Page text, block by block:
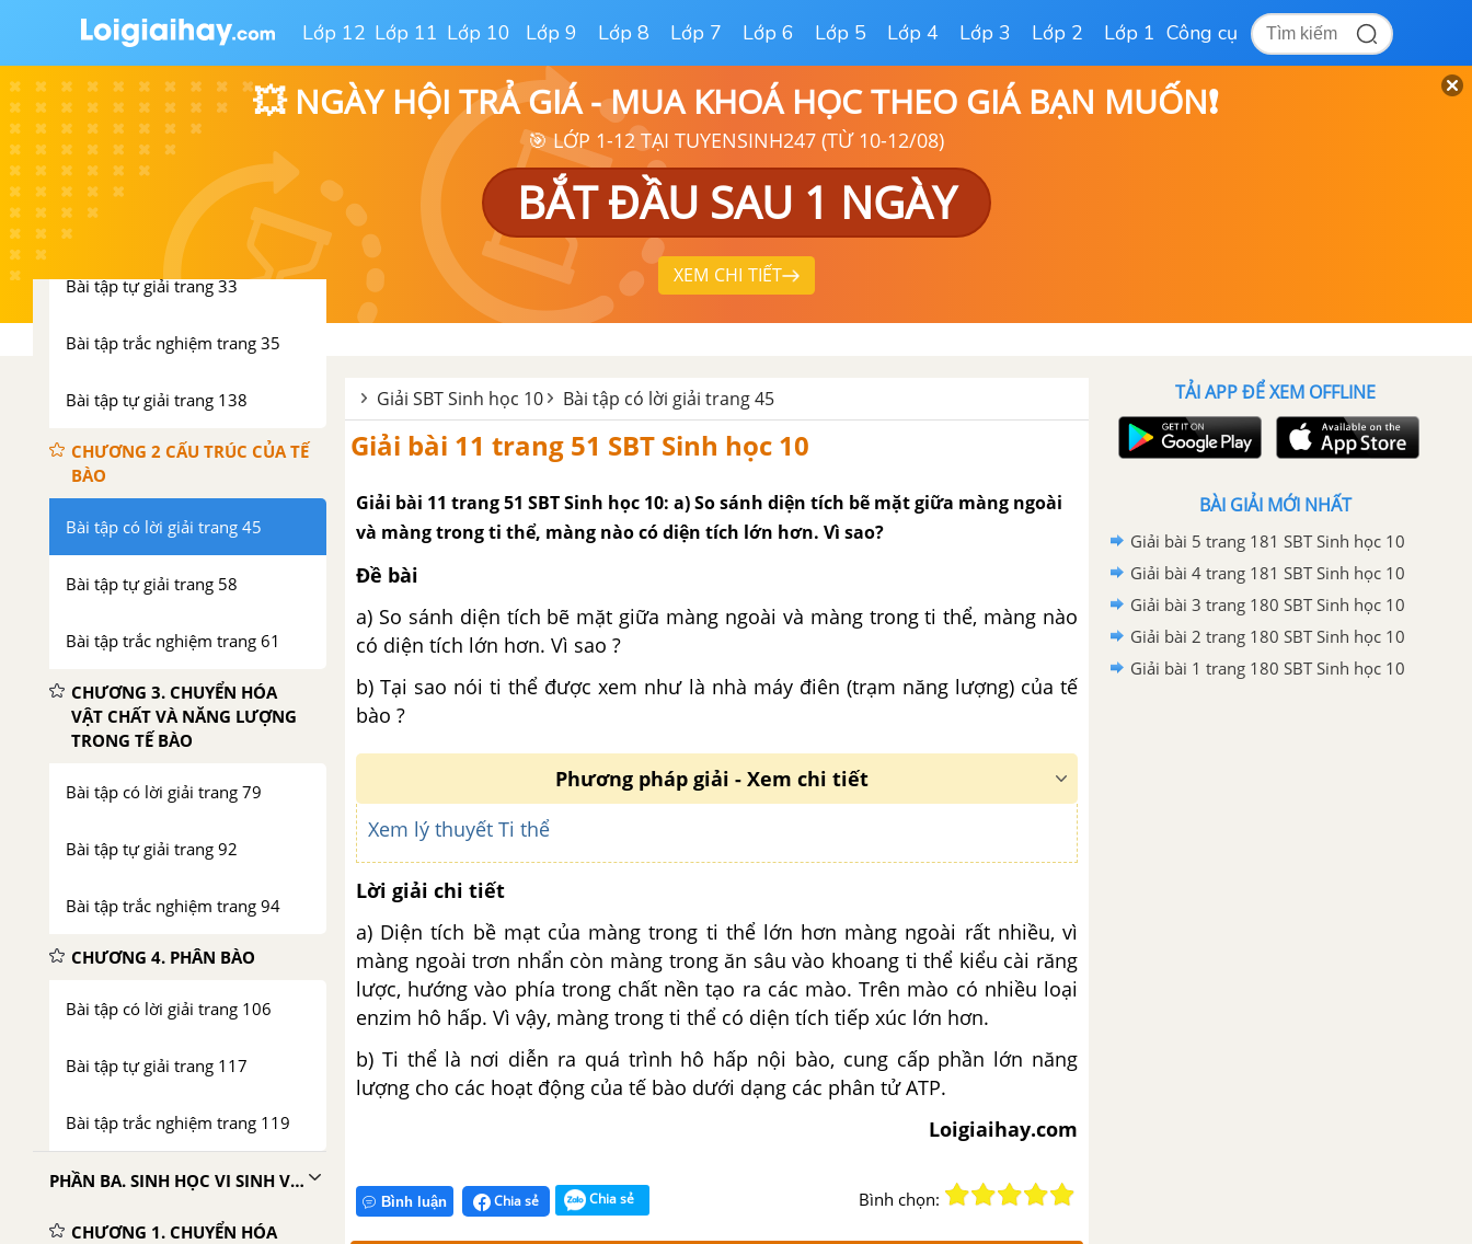
Lớp 12 Lớp 11 Lớp 10 Lớp 9 Lớp 8 Lớp 7 Lớp 6 Lớp 5 Lớp 4 Lớp 3 Lớp 2 Lớp 1 Công cụ
💥 NGÀY HỘI TRẢ GIÁ - MUA KHOÁ HỌC THEO GIÁ BẠN MUỐN❗
🎯 LỚP 1-12 TẠI TUYENSINH247 (TỪ 10-12/08)
BẮT ĐẦU SAU 1 NGÀY
XEM CHI TIẾT
Bài tập trắc nghiệm trang 20
PHẦN HAI. SINH HỌC TẾ BÀO
CHƯƠNG 1. THÀNH PHẦN
HÓA HỌC CỦA TẾ BÀO
Bài tập có lời giải trang 21
Bài tập tự giải trang 33
Bài tập trắc nghiệm trang 35
Bài tập tự giải trang 138
CHƯƠNG 2 CẤU TRÚC CỦA TẾ
BÀO
Bài tập có lời giải trang 45
Bài tập tự giải trang 58
Bài tập trắc nghiệm trang 61
CHƯƠNG 3. CHUYỂN HÓA
VẬT CHẤT VÀ NĂNG LƯỢNG
TRONG TẾ BÀO
Bài tập có lời giải trang 79
Bài tập tự giải trang 92
Bài tập trắc nghiệm trang 94
CHƯƠNG 4. PHÂN BÀO
Bài tập có lời giải trang 106
Bài tập tự giải trang 117
Bài tập trắc nghiệm trang 119
PHẦN BA. SINH HỌC VI SINH VẬT
CHƯƠNG 1. CHUYỂN HÓA
Giải SBT Sinh học 10 Bài tập có lời giải trang 45
Giải bài 11 trang 51 SBT Sinh học 10
Giải bài 11 trang 51 SBT Sinh học 10: a) So sánh diện tích bẽ mặt giữa màng ngoài
và màng trong ti thể, màng nào có diện tích lớn hơn. Vì sao?
Đề bài
a) So sánh diện tích bẽ mặt giữa màng ngoài và màng trong ti thể, màng nào
có diện tích lớn hơn. Vì sao ?
b) Tại sao nói ti thể được xem như là nhà máy điên (trạm năng lượng) của tế
bào ?
Phương pháp giải - Xem chi tiết
Xem lý thuyết Ti thể
Lời giải chi tiết
a) Diện tích bề mạt của màng trong ti thể lớn hơn màng ngoài rất nhiều, vì
màng ngoài trơn nhẩn còn màng trong ăn sâu vào khoang ti thể kiểu cài răng
lược, hướng vào phía trong chất nền tạo ra các mào. Trên mào có nhiều loại
enzim hô hấp. Vì vậy, màng trong ti thể có diện tích tiếp xúc lớn hơn.
b) Ti thể là nơi diễn ra quá trình hô hấp nội bào, cung cấp phần lớn năng
lượng cho các hoạt động của tế bào dưới dạng các phân tử ATP.
Loigiaihay.com
Bình luận Chia sẻ Chia sẻ Bình chọn:
TẢI APP ĐỂ XEM OFFLINE
BÀI GIẢI MỚI NHẤT
Giải bài 5 trang 181 SBT Sinh học 10
Giải bài 4 trang 181 SBT Sinh học 10
Giải bài 3 trang 180 SBT Sinh học 10
Giải bài 2 trang 180 SBT Sinh học 10
Giải bài 1 trang 180 SBT Sinh học 10